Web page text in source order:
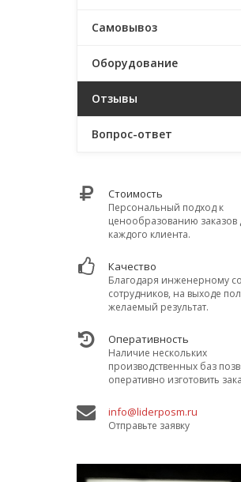
Самовывоз
Оборудование
Отзывы
Вопрос-ответ
Стоимость
Персональный подход к
ценообразованию заказов
каждого клиента.
Качество
Благодаря инженерному
сотрудников, на выходе
желаемый результат.
Оперативность
Наличие нескольких
производственных баз
оперативно изготовить
info@liderposm.ru
Отправьте заявку